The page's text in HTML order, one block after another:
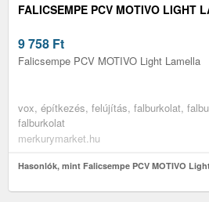
FALICSEMPE PCV MOTIVO LIGHT
9 758 Ft
Falicsempe PCV MOTIVO Light Lamella
vox, építkezés, felújítás, falburkolat,
falburkolat
merkurymarket.hu
Hasonlók, mint Falicsempe PCV MOTIVO